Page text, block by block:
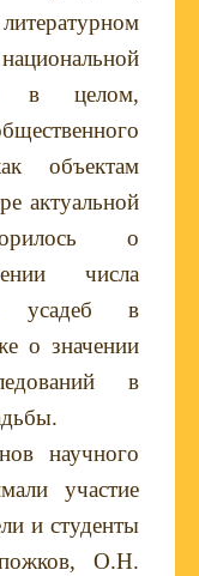
в целом,
объектам
актуальной
о
числа
усадеб в
о значении
в
научного
участие
и студенты
О.Н.